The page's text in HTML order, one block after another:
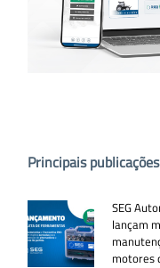
Principais
SEG
lançam
motores